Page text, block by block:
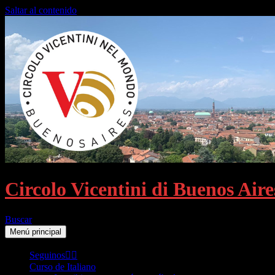
Saltar al contenido
Circolo Vicentini di Buenos
Buscar
Menú principal
Seguinos👈🏻
Curso de Italiano